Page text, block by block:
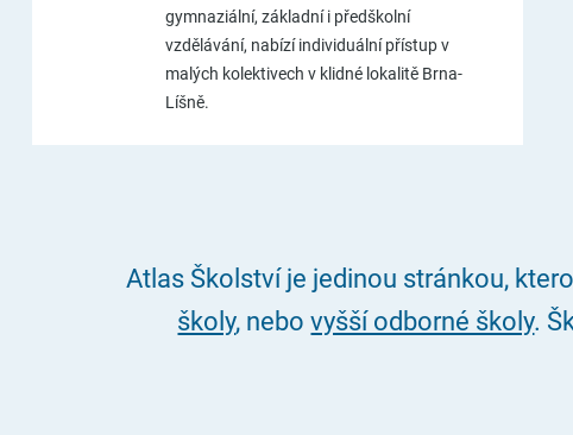
gymnaziální, základní i předškolní
vzdělávání, nabízí individuální přístup v
malých kolektivech v klidné lokalitě Brna-
Líšně.
Atlas Školství je jedinou stránkou,
školy, nebovyšší odborné školy.